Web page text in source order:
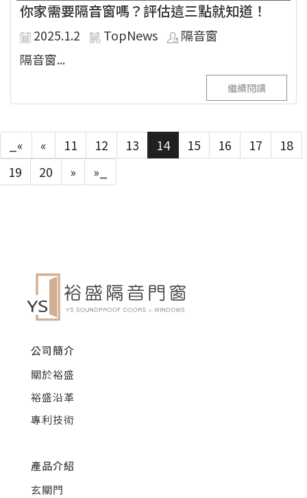
你家需要隔音窗嗎？評估這三點就知道！
2025.1.2 TopNews
隔音窗
隔音窗...
繼續閱讀
_« « 11 12 13 14 15 16 17
18
19
20 » »_
公司簡介
關於裕盛
裕盛沿革
專利技術
產品介紹
玄關門